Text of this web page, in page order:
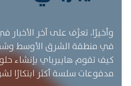
وأخيرًا، تعرَّف على آخر
في منطقة الشرق الأوسط
كيف تقوم هايبرباي بإنشاء
مدفوعات سلسة أكثر ابتكارًا